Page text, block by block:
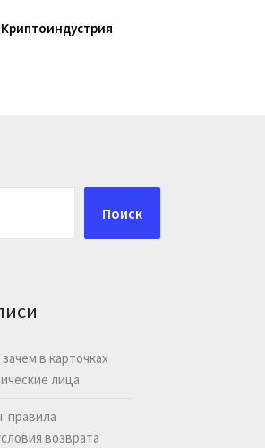
Криптоиндустрия
Поиск
в карточках
лица
правила
возврата